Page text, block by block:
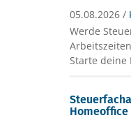
05.08.2026 /
Werde
Starte
Homeoffice